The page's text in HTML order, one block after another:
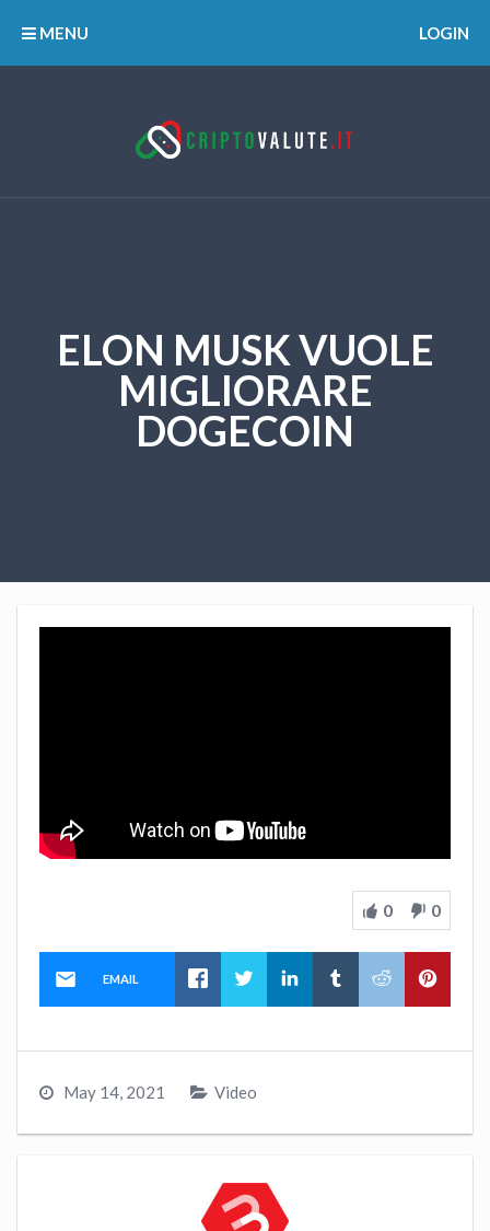
MENU LOGIN
ELON MUSK VUOLE
MIGLIORARE
DOGECOIN
0 0
EMAIL
May 14, 2021 Video